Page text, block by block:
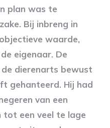
plan was te
Bij inbreng in
waarde,
eigenaar. De
dierenarts bewust
gehanteerd. Hij had
van een
tot een veel te lage